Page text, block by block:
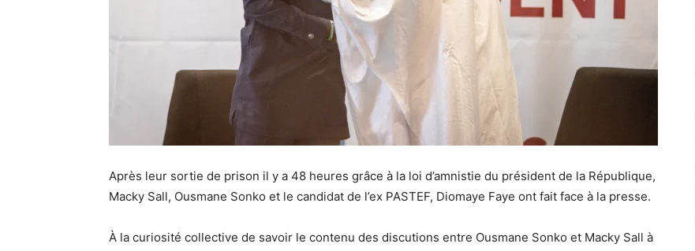
Après leur sortie de prison il y a 48 heures grâce à la loi d’amnistie du président de la République,
Macky Sall, Ousmane Sonko et le candidat de l’ex PASTEF, Diomaye Faye ont fait face à la presse.
À la curiosité collective de savoir le contenu des discutions entre Ousmane Sonko et Macky Sall à